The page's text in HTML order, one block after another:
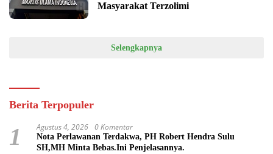
Masyarakat Terzolimi
Selengkapnya
Berita Terpopuler
1 Agustus 4, 2026 0 Komentar
Nota Perlawanan Terdakwa, PH Robert Hendra Sulu
SH,MH Minta Bebas.Ini Penjelasannya.